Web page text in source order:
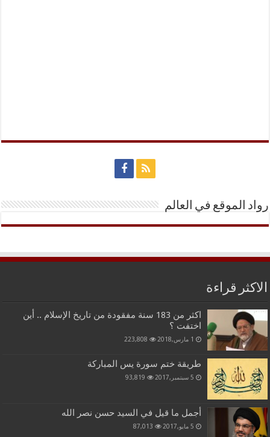
رواد الموقع في العالم
الاكثر قراءة
اكثر من 183 سنة مفقودة من تاريخ الإسلام .. أين
اختفت ؟
1 مارس,2018 223,808
طريقة ختم سورة يس المباركة
5 سبتمبر,2017 93,819
أجمل ما قيل في السيد حسن نصر الله
5 مايو,2017 87,013